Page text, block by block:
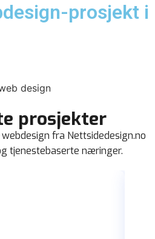
prosjekt i
prosjekter
fra Nettsidedesign.no
tjenestebaserte næringer.